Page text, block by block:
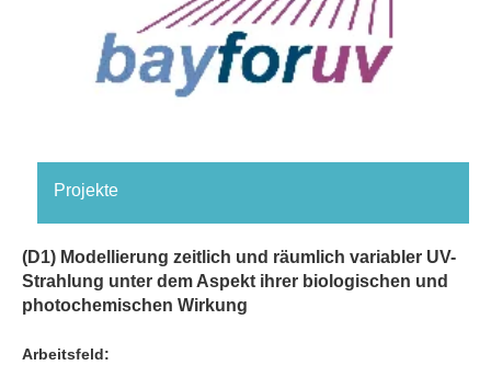
Projekte
(D1) Modellierung zeitlich und räumlich variabler UV-
Strahlung unter dem Aspekt ihrer biologischen und
photochemischen Wirkung
Arbeitsfeld: